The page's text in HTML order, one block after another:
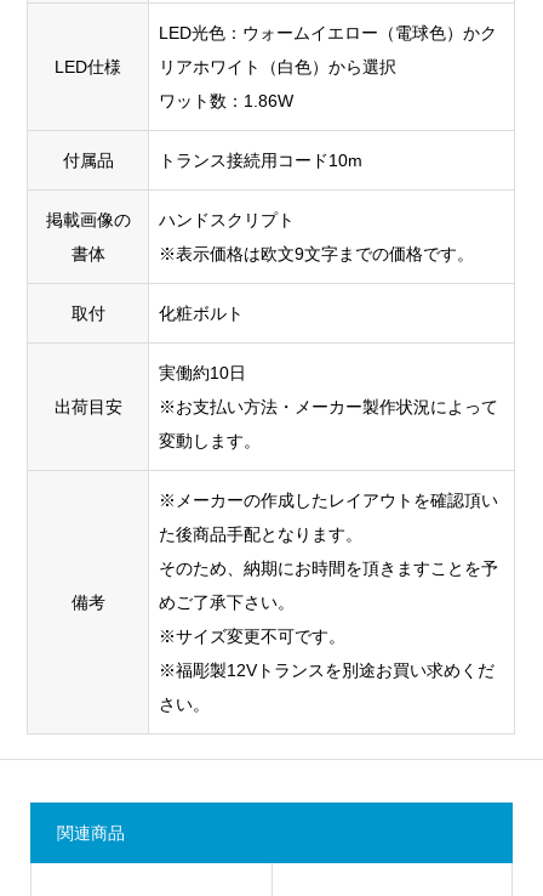
LED仕様
LED光色：ウォームイエロー（電球色）かク
リアホワイト（白色）から選択
ワット数：1.86W
付属品 トランス接続用コード10m
掲載画像の
書体
ハンドスクリプト
※表示価格は欧文9文字までの価格です。
取付 化粧ボルト
出荷目安
実働約10日
※お支払い方法・メーカー製作状況によって
変動します。
備考
※メーカーの作成したレイアウトを確認頂い
た後商品手配となります。
そのため、納期にお時間を頂きますことを予
めご了承下さい。
※サイズ変更不可です。
※福彫製12Vトランスを別途お買い求めくだ
さい。
関連商品